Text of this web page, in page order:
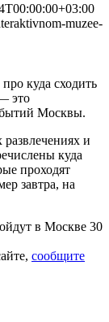
muzee-
куда сходить
это
Москвы.
и
куда
проходят
завтра, на
в Москве 30
сообщите